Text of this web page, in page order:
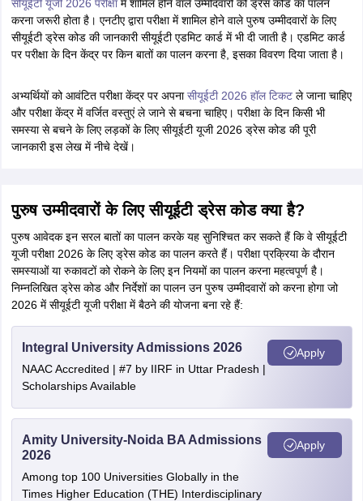
सीयूईटी यूजी 2026 परीक्षामें शामिल होने वाले उम्मीदवारों को ड्रेस कोड का पालन
करना जरूरी होता है। एनटीए द्वारा परीक्षा में शामिल होने वाले पुरुष उम्मीदवारों के लिए
सीयूईटी ड्रेस कोड की जानकारी सीयूईटी एडमिट कार्ड में भी दी जाती है। एडमिट कार्ड
पर परीक्षा के दिन केंद्र पर किन बातों का पालन करना है, इसका विवरण दिया जाता है।
अभ्यर्थियों को आवंटित परीक्षा केंद्र पर अपनासीयूईटी 2026 हॉल टिकटले जाना चाहिए
और परीक्षा केंद्र में वर्जित वस्तुएं ले जाने से बचना चाहिए। परीक्षा के दिन किसी भी
समस्या से बचने के लिए लड़कों के लिए सीयूईटी यूजी 2026 ड्रेस कोड की पूरी
जानकारी इस लेख में नीचे देखें।
पुरुष उम्मीदवारों के लिए सीयूईटी ड्रेस कोड क्या है?
पुरुष आवेदक इन सरल बातों का पालन करके यह सुनिश्चित कर सकते हैं कि वे सीयूईटी
यूजी परीक्षा 2026 के लिए ड्रेस कोड का पालन करते हैं। परीक्षा प्रक्रिया के दौरान
समस्याओं या रुकावटों को रोकने के लिए इन नियमों का पालन करना महत्वपूर्ण है।
निम्नलिखित ड्रेस कोड और निर्देशों का पालन उन पुरुष उम्मीदवारों को करना होगा जो
2026 में सीयूईटी यूजी परीक्षा में बैठने की योजना बना रहे हैं:
Integral University Admissions 2026
NAAC Accredited | #7 by IIRF in Uttar Pradesh |
Scholarships Available
Apply
Amity University-Noida BA Admissions
2026
Among top 100 Universities Globally in the
Times Higher Education (THE) Interdisciplinary
Apply